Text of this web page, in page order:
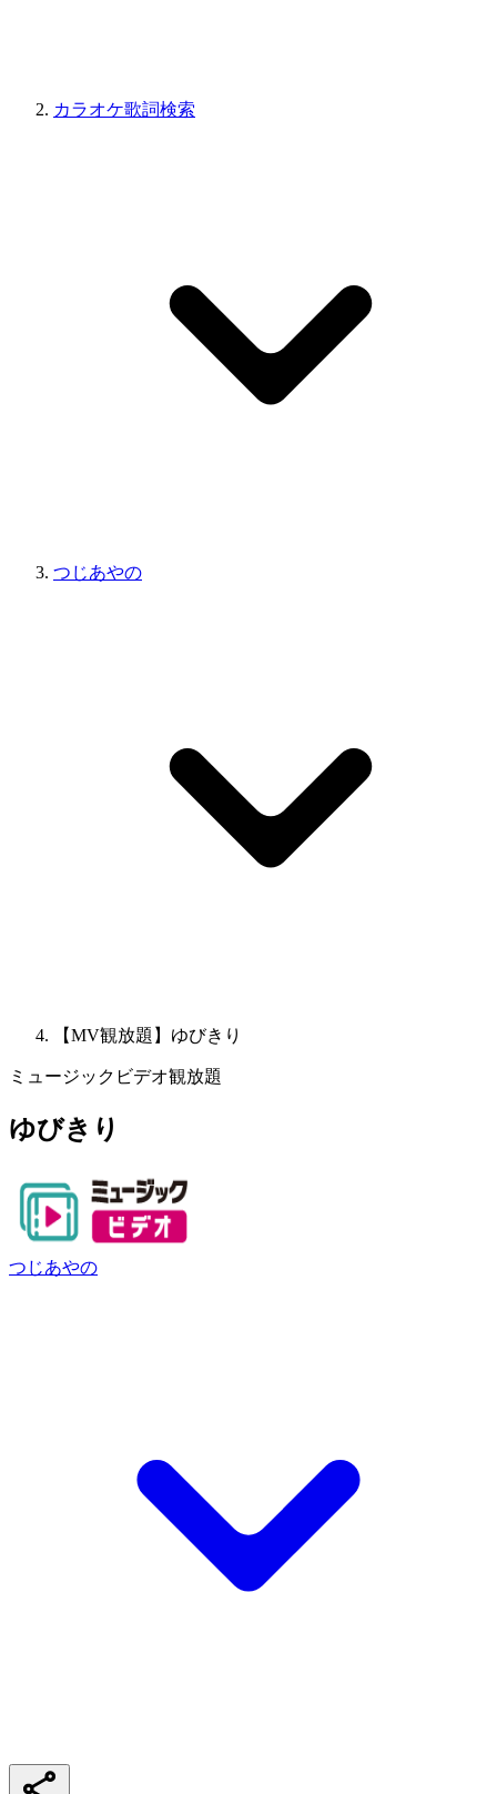
カラオケ歌詞検索
つじあやの
【MV観放題】ゆびきり
ミュージックビデオ観放題
ゆびきり
つじあやの